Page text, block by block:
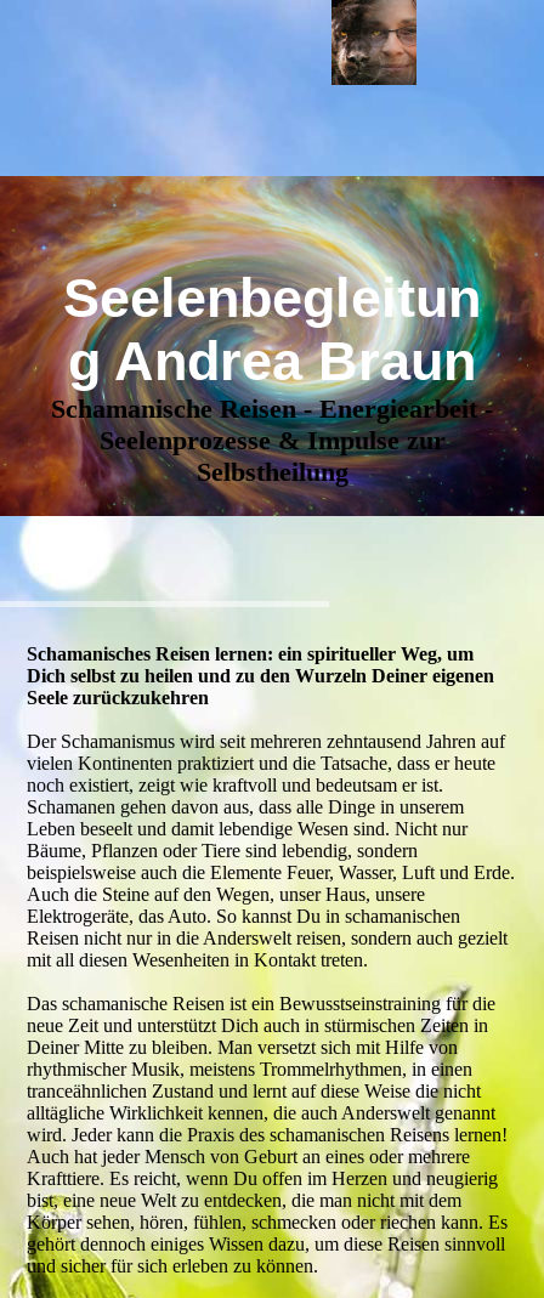
Seelenbegleitun
g Andrea Braun
Schamanische Reisen - Energiearbeit -
Seelenprozesse & Impulse zur
Selbstheilung
Schamanisches Reisen lernen: ein spiritueller Weg, um
Dich selbst zu heilen und zu den Wurzeln Deiner eigenen
Seele zurückzukehren
Der Schamanismus wird seit mehreren zehntausend Jahren auf
vielen Kontinenten praktiziert und die Tatsache, dass er heute
noch existiert, zeigt wie kraftvoll und bedeutsam er ist.
Schamanen gehen davon aus, dass alle Dinge in unserem
Leben beseelt und damit lebendige Wesen sind. Nicht nur
Bäume, Pflanzen oder Tiere sind lebendig, sondern
beispielsweise auch die Elemente Feuer, Wasser, Luft und Erde.
Auch die Steine auf den Wegen, unser Haus, unsere
Elektrogeräte, das Auto. So kannst Du in schamanischen
Reisen nicht nur in die Anderswelt reisen, sondern auch gezielt
mit all diesen Wesenheiten in Kontakt treten.
Das schamanische Reisen ist ein Bewusstseinstraining für die
neue Zeit und unterstützt Dich auch in stürmischen Zeiten in
Deiner Mitte zu bleiben. Man versetzt sich mit Hilfe von
rhythmischer Musik, meistens Trommelrhythmen, in einen
tranceähnlichen Zustand und lernt auf diese Weise die nicht
alltägliche Wirklichkeit kennen, die auch Anderswelt genannt
wird. Jeder kann die Praxis des schamanischen Reisens lernen!
Auch hat jeder Mensch von Geburt an eines oder mehrere
Krafttiere. Es reicht, wenn Du offen im Herzen und neugierig
bist, eine neue Welt zu entdecken, die man nicht mit dem
Körper sehen, hören, fühlen, schmecken oder riechen kann. Es
gehört dennoch einiges Wissen dazu, um diese Reisen sinnvoll
und sicher für sich erleben zu können.